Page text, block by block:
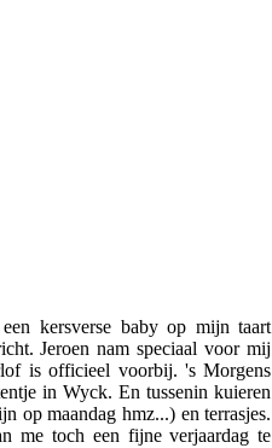
kersverse baby op mijn taart
Jeroen nam speciaal voor mij
is officieel voorbij. 's Morgens
in Wyck. En tussenin kuieren
op maandag hmz...) en terrasjes.
me toch een fijne verjaardag te